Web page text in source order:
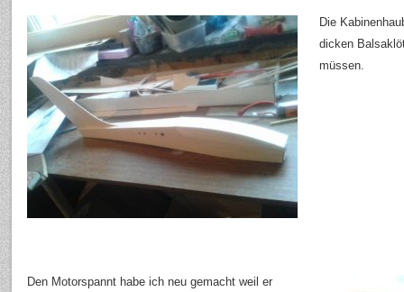
Die
dicken
müssen.
Den Motorspannt habe ich neu gemacht weil er